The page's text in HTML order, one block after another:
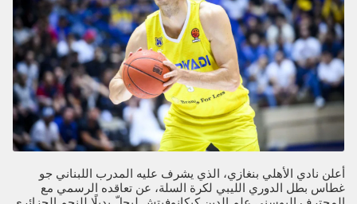
أعلن نادي الأهلي بنغازي، الذي يشرف عليه المدرب اللبناني جو
غطاس بطل الدوري الليبي لكرة السلة، عن تعاقده الرسمي مع